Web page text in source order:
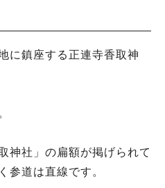
に鎮座する正連寺香取神
神社」の扁額が掲げられて
参道は直線です。